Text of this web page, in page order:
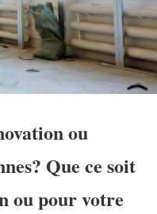
ou
Que ce soit
ou pour votre